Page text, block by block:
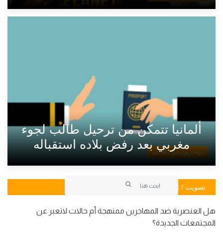
مهاجرون حول العالم
ألمانيا تتمكن من ترحيل طالب لجوء
مغربي بعد رفض بلاده استقباله
تصويت / تصويت
هل العنصرية ضد المهاجرين ممنهجة أم حالات لاتعبر عن
المجتمعات الجديدة؟